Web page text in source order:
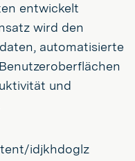
entwickelt
wird den
automatisierte
und